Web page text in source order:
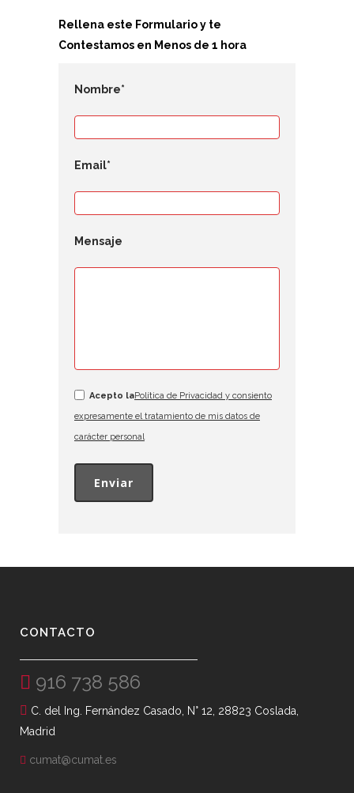
Rellena este Formulario y te
Contestamos en Menos de 1 hora
Nombre*
Email*
Mensaje
Acepto laPolítica de Privacidad y consiento
expresamente el tratamiento de mis datos de
carácter personal
CONTACTO
916 738 586
C. del Ing. Fernández Casado, N° 12, 28823 Coslada,
Madrid
cumat@cumat.es